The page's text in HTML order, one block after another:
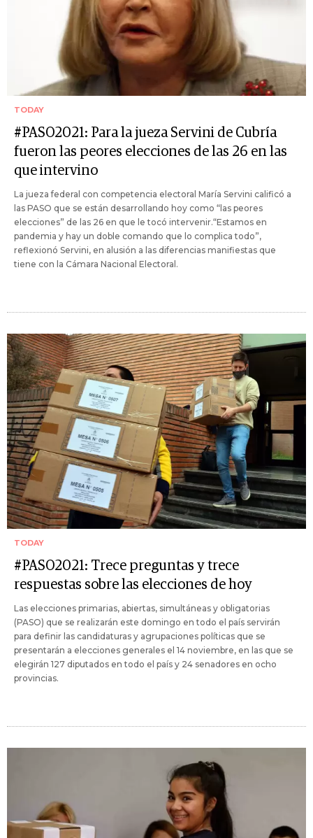
TODAY
#PASO2021: Para la jueza Servini de Cubría
fueron las peores elecciones de las 26 en las
que intervino
La jueza federal con competencia electoral María Servini calificó a
las PASO que se están desarrollando hoy como “las peores
elecciones” de las 26 en que le tocó intervenir.“Estamos en
pandemia y hay un doble comando que lo complica todo”,
reflexionó Servini, en alusión a las diferencias manifiestas que
tiene con la Cámara Nacional Electoral.
TODAY
#PASO2021: Trece preguntas y trece
respuestas sobre las elecciones de hoy
Las elecciones primarias, abiertas, simultáneas y obligatorias
(PASO) que se realizarán este domingo en todo el país servirán
para definir las candidaturas y agrupaciones políticas que se
presentarán a elecciones generales el 14 noviembre, en las que se
elegirán 127 diputados en todo el país y 24 senadores en ocho
provincias.